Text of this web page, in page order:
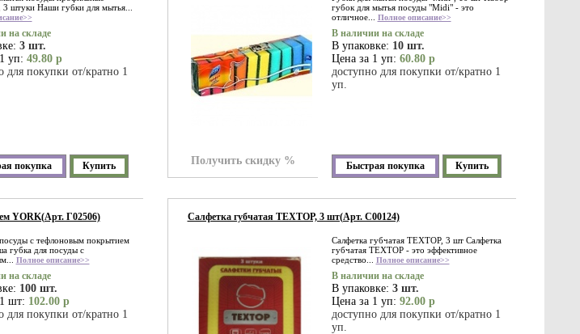
3 штуки Наши губки для мытья...
на складе
3 шт.
уп: 49.80 р
для покупки от/кратно 1
покупка Купить
губок для мытья посуды "Midi" - это
отличное... Полное описание>>
В наличии на складе
В упаковке: 10 шт.
Цена за 1 уп: 60.80 р
доступно для покупки от/кратно 1
уп.
Получить скидку % Быстрая покупка Купить
YORK(Арт. Г02506)
с тефлоновым покрытием
губка для посуды с
Полное описание>>
на складе
100 шт.
шт: 102.00 р
для покупки от/кратно 1
Салфетка губчатая TEXTOP, 3 шт(Арт. С00124)
Салфетка губчатая TEXTOP, 3 шт Салфетка
губчатая TEXTOP - это эффективное
средство... Полное описание>>
В наличии на складе
В упаковке: 3 шт.
Цена за 1 уп: 92.00 р
доступно для покупки от/кратно 1
уп.